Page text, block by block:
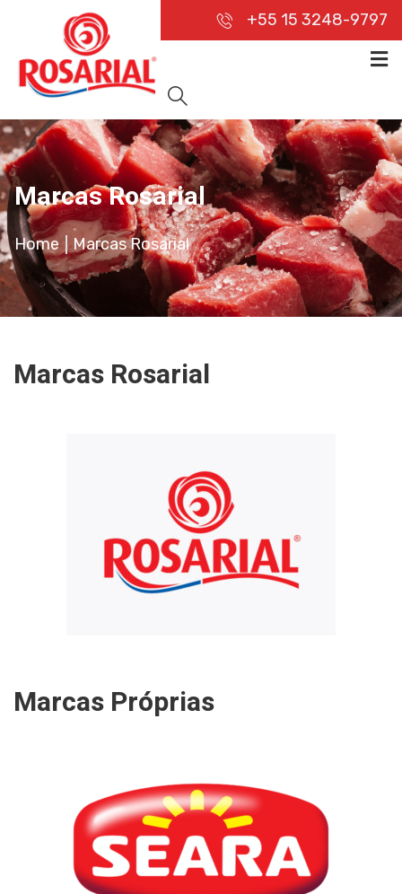
+55 15 3248-9797
Marcas Rosarial
Home Marcas Rosarial
Marcas Rosarial
Marcas Próprias